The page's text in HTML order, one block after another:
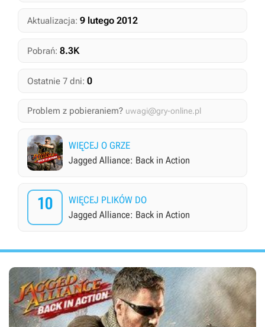
Aktualizacja: 9 lutego 2012
Pobrań: 8.3K
Ostatnie 7 dni: 0
Problem z pobieraniem? uwagi@gry-online.pl
WIĘCEJ O GRZE
Jagged Alliance: Back in Action
10
WIĘCEJ PLIKÓW DO
Jagged Alliance: Back in Action